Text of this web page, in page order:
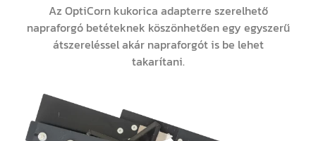
Az OptiCorn kukorica adapterre szerelhető
napraforgó betéteknek köszönhetően egy egyszerű
átszereléssel akár napraforgót is be lehet
takarítani.